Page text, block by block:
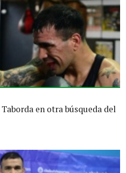
en otra búsqueda del